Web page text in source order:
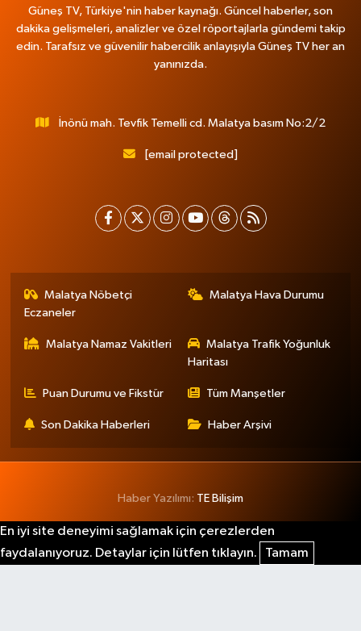
Güneş TV, Türkiye'nin haber kaynağı. Güncel haberler, son
dakika gelişmeleri, analizler ve özel röportajlarla gündemi takip
edin. Tarafsız ve güvenilir habercilik anlayışıyla Güneş TV her an
yanınızda.
İnönü mah. Tevfik Temelli cd. Malatya basım No:2/2
[email protected]
Malatya Nöbetçi
Eczaneler
Malatya Hava Durumu
Malatya Namaz Vakitleri
Malatya Trafik Yoğunluk
Haritası
Puan Durumu ve Fikstür Tüm Manşetler
Son Dakika Haberleri Haber Arşivi
Haber Yazılımı: TE Bilişim
En iyi site deneyimi sağlamak için çerezlerden
faydalanıyoruz. Detaylar için lütfen tıklayın.
Tamam